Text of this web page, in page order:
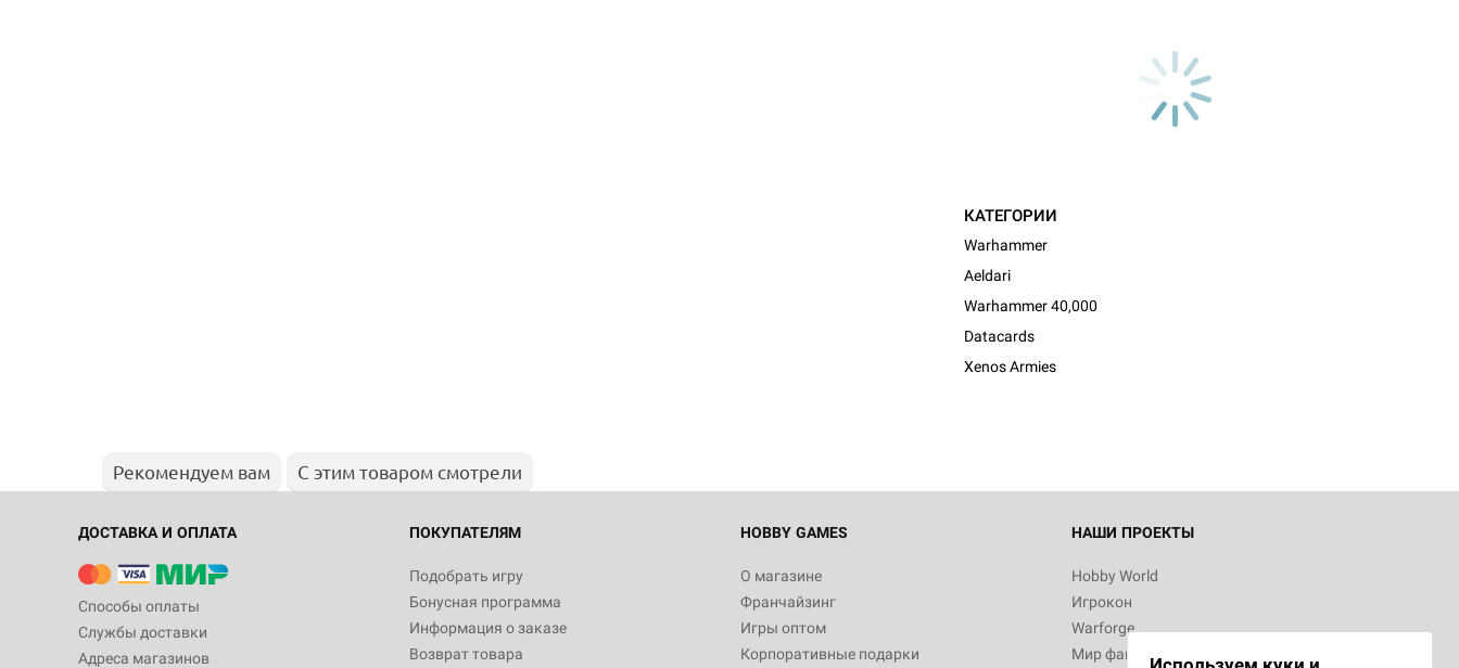
КАТЕГОРИИ
Warhammer
Aeldari
Warhammer 40,000
Datacards
Xenos Armies
Рекомендуем вам С этим товаром смотрели
ДОСТАВКА И ОПЛАТА
Способы оплаты
Службы доставки
Адреса магазинов
ПОКУПАТЕЛЯМ
Подобрать игру
Бонусная программа
Информация о заказе
Возврат товара
HOBBY GAMES
О магазине
Франчайзинг
Игры оптом
Корпоративные подарки
НАШИ ПРОЕКТЫ
Hobby World
Игрокон
Warforge
Мир фантастики